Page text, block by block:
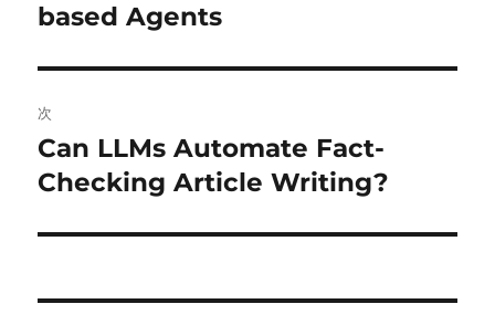
ナ
ビ
ゲ
ー
ン
の
稿:
based Agents
次
次
の
稿:
Can LLMs Automate Fact-
Checking Article Writing?